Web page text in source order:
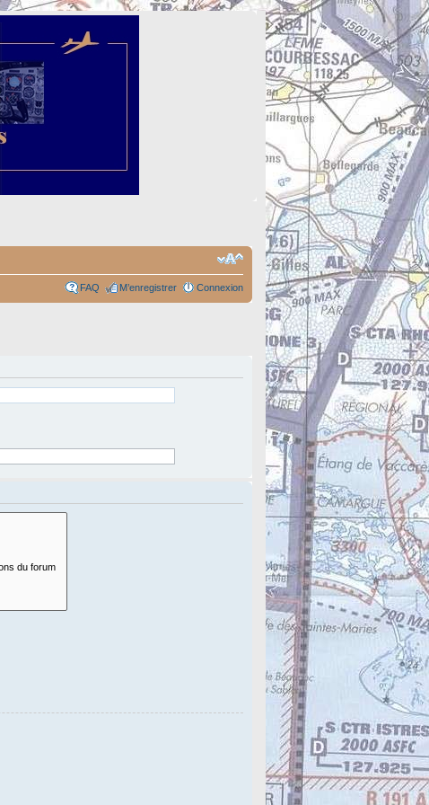
FAQ M’enregistrer Connexion